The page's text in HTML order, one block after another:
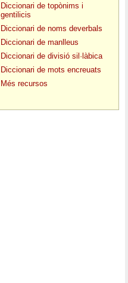
Diccionari de topònims i
gentilicis
Diccionari de noms deverbals
Diccionari de manlleus
Diccionari de divisió sil·làbica
Diccionari de mots encreuats
Més recursos